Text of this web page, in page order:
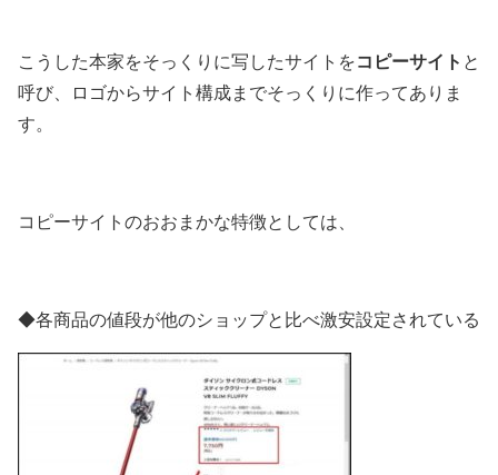
こうした本家をそっくりに写したサイトをコピーサイト と
呼び、ロゴからサイト構成までそっくりに作ってありま
す。
コピーサイトのおおまかな特徴としては、
◆各商品の値段が他のショップと比べ激安設定されている